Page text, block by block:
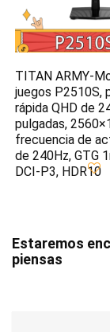
TITAN ARMY-
juegos P2510S,
rápida QHD de
pulgadas,
frecuencia de
de 240Hz, GTG
DCI-P3, HDR10
Estaremos
piensas